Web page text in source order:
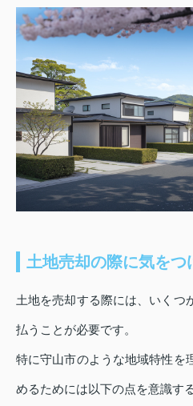
土地売却の際に気をつ
土地を売却する際には、いくつ
払うことが必要です。
特に守山市のような地域特性を
めるためには以下の点を意識す